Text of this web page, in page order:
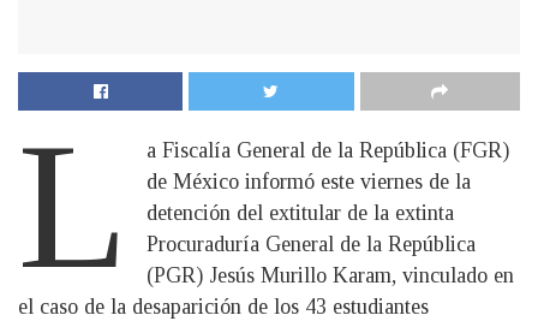
L
a Fiscalía General de la República (FGR)
de México informó este viernes de la
detención del extitular de la extinta
Procuraduría General de la República
(PGR) Jesús Murillo Karam, vinculado en
el caso de la desaparición de los 43 estudiantes